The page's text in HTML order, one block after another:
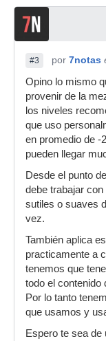
#3 por 7notas
Opino lo mismo
provenir de la
los niveles
que uso
en promedio de -
pueden llegar
Desde el punto
debe trabajar
sutiles o suaves
vez.
También aplica
practicamente a
tenemos que
todo el contenido
Por lo tanto
que usamos y
Espero te sea de